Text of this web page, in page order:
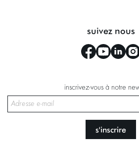
suivez nous
inscrivez-vous à notre
s'inscrire